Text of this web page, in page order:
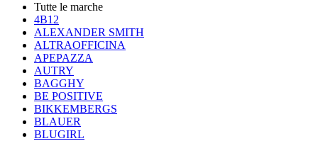
Tutte le marche
4B12
ALEXANDER SMITH
ALTRAOFFICINA
APEPAZZA
AUTRY
BAGGHY
BE POSITIVE
BIKKEMBERGS
BLAUER
BLUGIRL